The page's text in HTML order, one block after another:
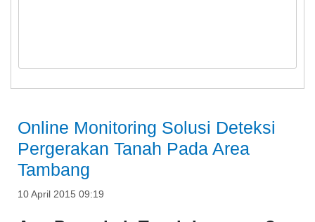
Online Monitoring Solusi Deteksi
Pergerakan Tanah Pada Area
Tambang
10 April 2015 09:19